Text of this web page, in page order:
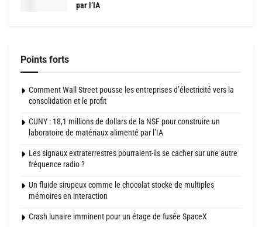
par l’IA
Points forts
Comment Wall Street pousse les entreprises d’électricité vers la
consolidation et le profit
CUNY : 18,1 millions de dollars de la NSF pour construire un
laboratoire de matériaux alimenté par l’IA
Les signaux extraterrestres pourraient-ils se cacher sur une autre
fréquence radio ?
Un fluide sirupeux comme le chocolat stocke de multiples
mémoires en interaction
Crash lunaire imminent pour un étage de fusée SpaceX